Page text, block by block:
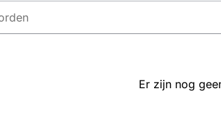
Er zijn nog